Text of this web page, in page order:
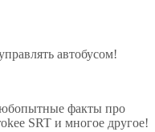
автобусом!
факты про
SRT и многое другое!